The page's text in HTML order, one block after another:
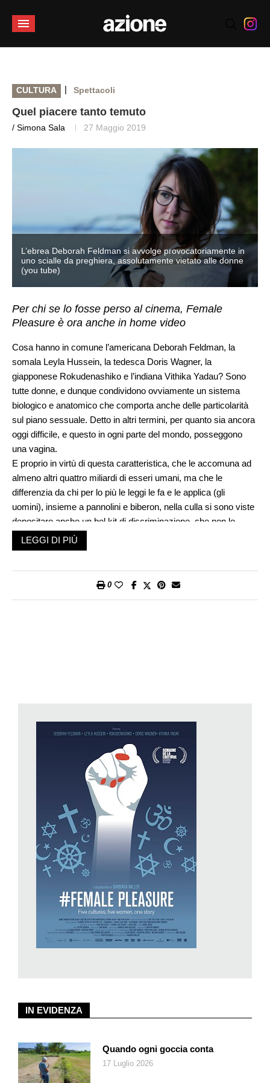
CULTURA | Spettacoli
Quel piacere tanto temuto
/ Simona Sala 27 Maggio 2019
L’ebrea Deborah Feldman si avvolge provocatoriamente in
uno scialle da preghiera, assolutamente vietato alle donne
(you tube)
Per chi se lo fosse perso al cinema, Female
Pleasure è ora anche in home video
Cosa hanno in comune l’americana Deborah Feldman, la
somala Leyla Hussein, la tedesca Doris Wagner, la
giapponese Rokudenashiko e l’indiana Vithika Yadau? Sono
tutte donne, e dunque condividono ovviamente un sistema
biologico e anatomico che comporta anche delle particolarità
sul piano sessuale. Detto in altri termini, per quanto sia ancora
oggi difficile, e questo in ogni parte del mondo, posseggono
una vagina.
E proprio in virtù di questa caratteristica, che le accomuna ad
almeno altri quattro miliardi di esseri umani, ma che le
differenzia da chi per lo più le leggi le fa e le applica (gli
uomini), insieme a pannolini e biberon, nella culla si sono viste
depositare anche un bel kit di discriminazione, che non le
avrebbe abbandonate per una vita intera. Se non si fossero
ribellate, come invece hanno fatto, raccontando le loro storie in
sollevare quesiti e di imporre la riflessione.
Papa Francesco? Fatto. Con il risultato che gli uomini in causa
sono ancora al loro posto, mentre Doris ha dovuto andarsene.
Oppure la psicoterapista e attivista di origini somale Leyla, oggi
residente a Londra, che è stanca di viaggiare di villaggio
africano in villaggio africano e di scuola in scuola, spiegando
l’atrocità dell’infibulazione, i suoi vari livelli e le sue
conseguenze, fisiche e psicologiche. È stanca e addolorata
perché ogni volta che parla di una pratica disgustosa e
dolorosa, ingiusta e arbitraria, è costretta a rivivere la propria,
di infibulazione, ricordando la lama di coltello che tagliava,
frugava e strappava. Particolari raccapriccianti che non
vengono risparmiati a spettatrici e spettatori, proprio come a
milioni di bambine non viene risparmiata la mutilazione degli
Vi è poi Rokudenashiko, la simpatica giapponese che
attraversa il mondo vestita da personaggio dei manga (in una
e di chiusura che intrattiene con la sessualità femminile. Nel
la sessualità maschile; quando sono le donne a rivendicarne
una per sé – che tenga conto di esigenze diverse senza rifarsi
immancabilmente alla pornografia di cui è zeppa la rete –
LEGGI DI PIÙ
0
IN EVIDENZA
Quando ogni goccia conta
17 Luglio 2026